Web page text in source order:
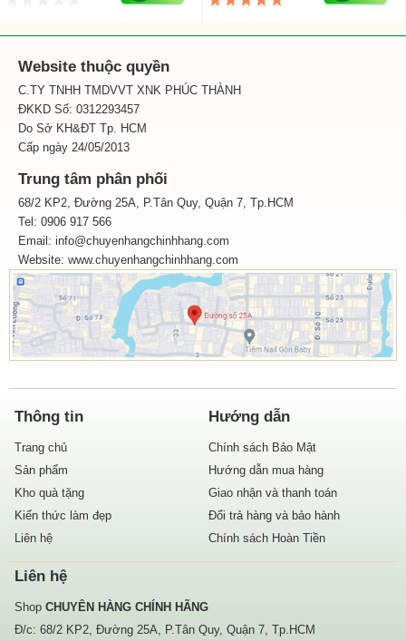
700V Ampoule Hàn Quốc
30ml
Website thuộc quyền
C.TY TNHH TMDVVT XNK PHÚC THÀNH
ĐKKD Số: 0312293457
Do Sở KH&ĐT Tp. HCM
Cấp ngày 24/05/2013
Trung tâm phân phối
68/2 KP2, Đường 25A, P.Tân Quy, Quận 7, Tp.HCM
Tel: 0906 917 566
Email: info@chuyenhangchinhhang.com
Website: www.chuyenhangchinhhang.com
Thông tin
Trang chủ
Sản phẩm
Kho quà tặng
Kiến thức làm đẹp
Liên hệ
Hướng dẫn
Chính sách Bảo Mật
Hướng dẫn mua hàng
Giao nhận và thanh toán
Đổi trả hàng và bảo hành
Chính sách Hoàn Tiền
Liên hệ
Shop CHUYÊN HÀNG CHÍNH HÃNG
Đ/c: 68/2 KP2, Đường 25A, P.Tân Quy, Quận 7, Tp.HCM